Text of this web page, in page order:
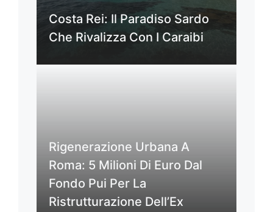
Costa Rei: Il Paradiso Sardo
Che Rivalizza Con I Caraibi
Rigenerazione Urbana A
Roma: 5 Milioni Di Euro Dal
Fondo Pui Per La
Ristrutturazione Dell’Ex